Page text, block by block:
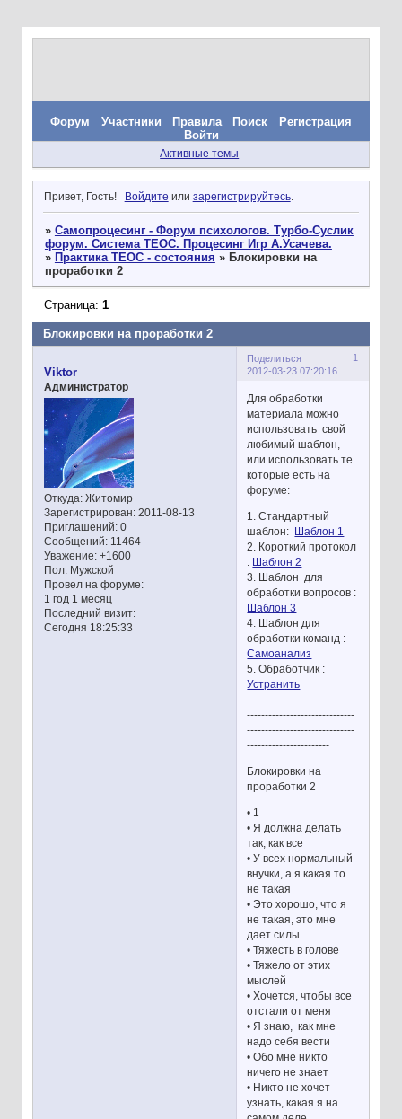
Форум Участники Правила Поиск
Регистрация
Войти
Активные темы
Привет, Гость! Войдите или зарегистрируйтесь.
» Самопроцесинг - Форум психологов. Турбо-Суслик
форум. Система ТЕОС. Процесинг Игр А.Усачева.
» Практика ТЕОС - состояния » Блокировки на
проработки 2
Блокировки на проработки 2
Страница: 1
Поделиться
1
2012-03-23 07:20:16
Viktor
Администратор
Откуда:Житомир
Зарегистрирован: 2011-08-13
Приглашений:0
Сообщений:11464
Уважение: +1600
Пол:Мужской
Провел на форуме:
1 год 1 месяц
Последний визит:
Сегодня 18:25:33
Для обработки
материала можно
использовать свой
любимый шаблон,
или использовать те
которые есть на
форуме:
1. Стандартный
шаблон: Шаблон 1
2. Короткий протокол
: Шаблон 2
3. Шаблон для
обработки вопросов :
Шаблон 3
4. Шаблон для
обработки команд :
Самоанализ
5. Обработчик :
Устранить
------------------------------
------------------------------
------------------------------
-----------------------
Блокировки на
проработки 2
• 1
• Я должна делать
так, как все
• У всех нормальный
внучки, а я какая то
не такая
• Это хорошо, что я
не такая, это мне
дает силы
• Тяжесть в голове
• Тяжело от этих
мыслей
• Хочется, чтобы все
отстали от меня
• Я знаю, как мне
надо себя вести
• Обо мне никто
ничего не знает
• Никто не хочет
узнать, какая я на